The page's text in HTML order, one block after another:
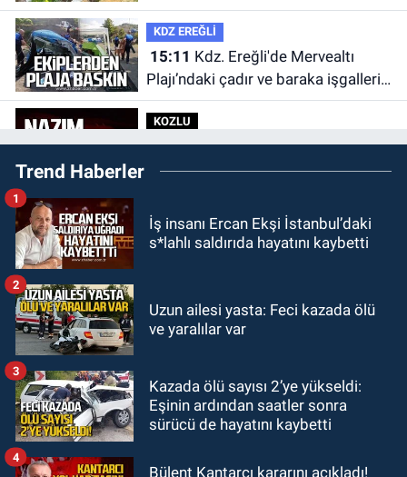
KDZ EREĞLİ
15:11
Plajı’ndaki çadır ve baraka işgalleri
kaldırıldı.
KOZLU
14:31Kozlu'da Nazım Zararcı
evinde ölü bulundu.
12:45Ülkü Hilal Çiftçi’nin ailesinde
yeni kriz. “Kızımın parasını
12:15Çaycuma'da otomobil
SPOR
11:49
kulübün başına kim geçecek?
Trend Haberler
İş insanı Ercan Ekşi İstanbul’daki
s*lahlı saldırıda hayatını kaybetti
1
Uzun ailesi yasta: Feci kazada ölü
ve yaralılar var
2
Kazada ölü sayısı 2’ye yükseldi:
Eşinin ardından saatler sonra
sürücü de hayatını kaybetti
3
Bülent Kantarcı kararını açıkladı!
4